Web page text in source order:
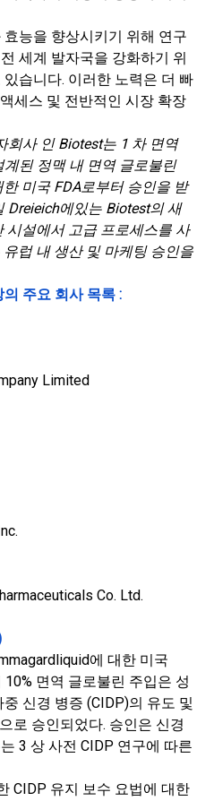
능을 향상시키기 위해 연구
세계 발자국을 강화하기 위
습니다. 이러한 노력은 더 빠
세스 및 전반적인 시장 확장
회사 인 Biotest는 1 차 면역
된 정맥 내 면역 글로불린
미국 FDA로부터 승인을 받
Dreieich에있는 Biotest의 새
시설에서 고급 프로세스를 사
럽 내 생산 및 마케팅 승인을
주요 회사 목록 :
Limited
Co. Ltd.
에 대한 미국
면역 글로불린 주입은 성
신경 병증 (CIDP)의 유도 및
로 승인되었다. 승인은 신경
3 상 사전 CIDP 연구에 따른
CIDP 유지 보수 요법에 대한